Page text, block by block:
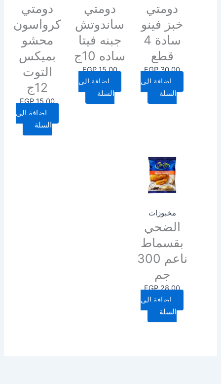
دومتي
خبز فينو
سادة 4
قطع
EGP30.00
إضافة إلى
السلة
دومتي
ساندوتش
جبنه فيتا
ساده 10ج
EGP15.00
إضافة إلى
السلة
دومتي
كرواسون
محشو
بميكس
التوت
12ج
EGP15.00
إضافة إلى
السلة
مخبوزات
الضحي
بقسماط
ناعم 300
جم
EGP28.00
إضافة إلى
السلة